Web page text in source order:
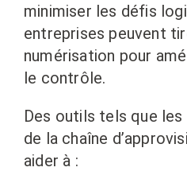
minimiser les défis
entreprises peuvent
numérisation pour
le contrôle.
Des outils tels que
de la chaîne
aider à :